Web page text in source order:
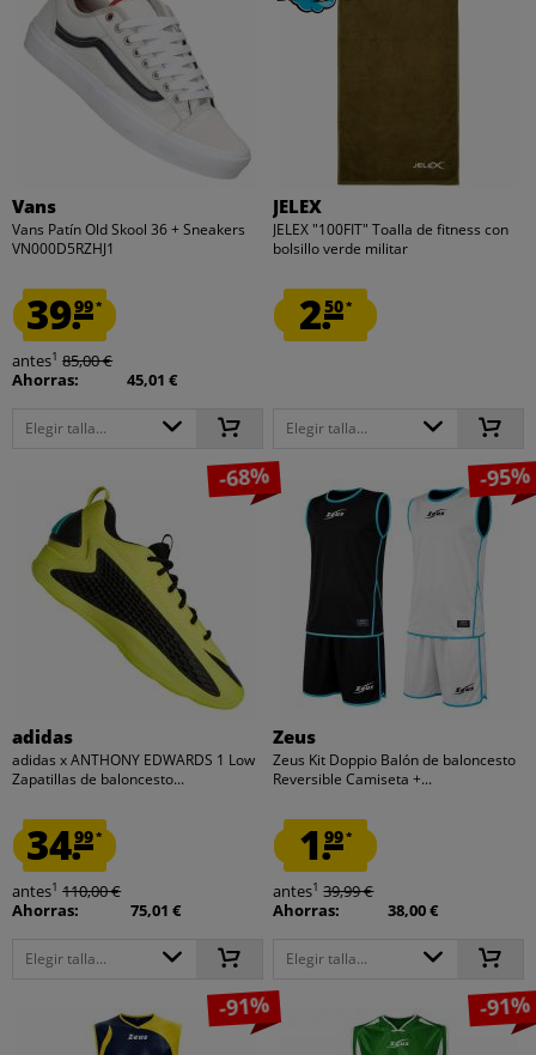
Vans
Vans Patín Old Skool 36 + Sneakers
VN000D5RZHJ1
39.99*
antes1 85,00 €
Ahorras:
45,01 €
Elegir talla...
JELEX
JELEX "100FIT" Toalla de fitness con
bolsillo verde militar
2.50*
Elegir talla...
-68%
adidas
adidas x ANTHONY EDWARDS 1 Low
Zapatillas de baloncesto...
34.99*
antes1 110,00 €
Ahorras:
75,01 €
Elegir talla...
-95%
Zeus
Zeus Kit Doppio Balón de baloncesto
Reversible Camiseta +...
1.99*
antes1 39,99 €
Ahorras:
38,00 €
Elegir talla...
-91% -91%